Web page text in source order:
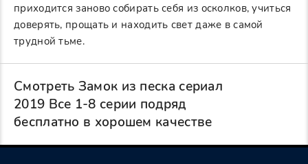
приходится заново собирать себя из осколков, учиться
доверять, прощать и находить свет даже в самой
трудной тьме.
Смотреть Замок из песка сериал
2019 Все 1-8 серии подряд
бесплатно в хорошем качестве